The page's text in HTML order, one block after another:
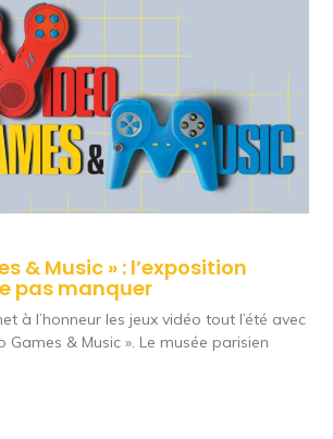
& Music » : l’exposition
pas manquer
à l’honneur les jeux vidéo tout l’été avec
Games & Music ». Le musée parisien